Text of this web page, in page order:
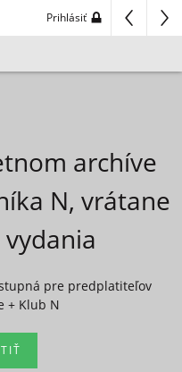
Prihlásiť
archíve
N, vrátane
pre predplatiteľov
+ Klub N